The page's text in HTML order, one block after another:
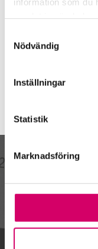
Nödvändig
Inställningar
Statistik
Marknadsföring
Karin Petersson
Auktoriserad
076-637 75 20